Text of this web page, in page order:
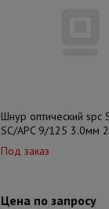
Шнур оптический spc
SC/APC 9/125 3.0мм
Под заказ
Цена по запросу